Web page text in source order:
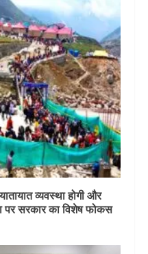
व्यवस्था होगी और
पर सरकार का विशेष फोकस